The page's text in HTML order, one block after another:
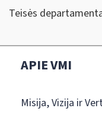
Teisės
APIE VMI
Misija, Vizija ir